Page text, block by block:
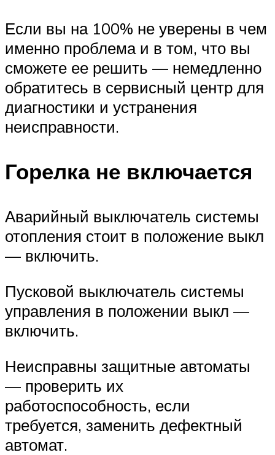
Если вы на 100% не уверены в чем
именно проблема и в том, что вы
сможете ее решить — немедленно
обратитесь в сервисный центр для
диагностики и устранения
неисправности.
Горелка не включается
Аварийный выключатель системы
отопления стоит в положение выкл
— включить.
Пусковой выключатель системы
управления в положении выкл —
включить.
Неисправны защитные автоматы
— проверить их
работоспособность, если
требуется, заменить дефектный
автомат.